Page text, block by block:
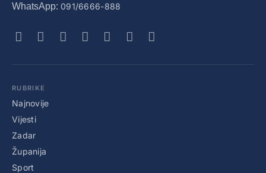
WhatsApp: 091/6666-888
RUBRIKE
Najnovije
Vijesti
Zadar
Županija
Sport